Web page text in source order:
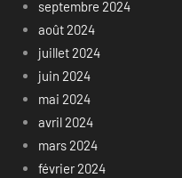
septembre 2024
août 2024
juillet 2024
juin 2024
mai 2024
avril 2024
mars 2024
février 2024